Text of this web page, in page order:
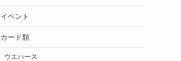
イベント
カード類
ウエハース